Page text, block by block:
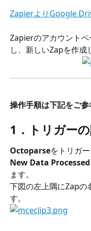
ZapierよりGoogle
Zapierのアカウントペ
し、新しいZapを作成
操作手順は下記をご
1．トリガー
Octoparseをトリガ
New Data Processed
ます。
下図の左上隅にZapの
す。